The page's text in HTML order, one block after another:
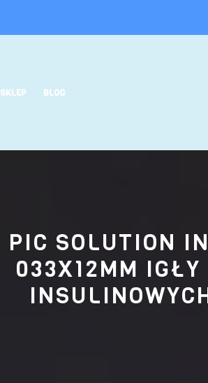
SKLEP BLOG
PIC SOLUTION
033X12MM IGŁY